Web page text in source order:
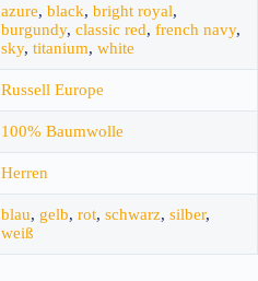
azure, black, bright royal,
burgundy, classic red, french navy,
sky, titanium, white
Russell Europe
100% Baumwolle
Herren
blau, gelb, rot, schwarz, silber,
weiß